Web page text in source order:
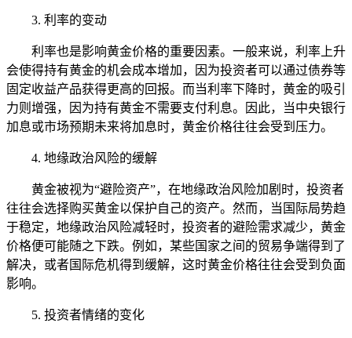
3. 利率的变动
利率也是影响黄金价格的重要因素。一般来说，利率上升
会使得持有黄金的机会成本增加，因为投资者可以通过债券等
固定收益产品获得更高的回报。而当利率下降时，黄金的吸引
力则增强，因为持有黄金不需要支付利息。因此，当中央银行
加息或市场预期未来将加息时，黄金价格往往会受到压力。
4. 地缘政治风险的缓解
黄金被视为“避险资产”，在地缘政治风险加剧时，投资者
往往会选择购买黄金以保护自己的资产。然而，当国际局势趋
于稳定，地缘政治风险减轻时，投资者的避险需求减少，黄金
价格便可能随之下跌。例如，某些国家之间的贸易争端得到了
解决，或者国际危机得到缓解，这时黄金价格往往会受到负面
影响。
5. 投资者情绪的变化